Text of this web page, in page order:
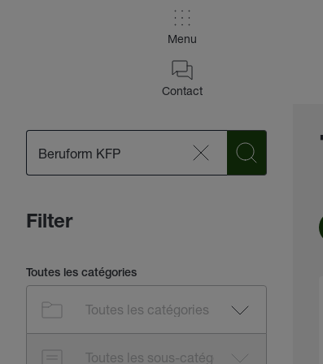
Menu
Contact
Filter
Toutes les catégories